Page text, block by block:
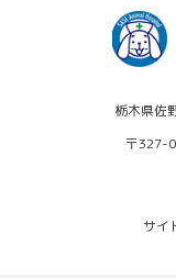
栃木県佐
〒327-
サイ